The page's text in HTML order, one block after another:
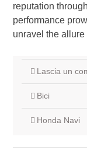
reputation
performance
unravel the allure
Lascia un
Bici
Honda Navi